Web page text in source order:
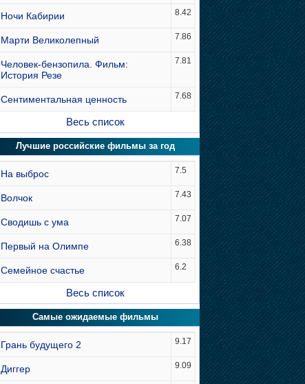
Ночи Кабирии 8.42
Марти Великолепный 7.86
Человек-бензопила. Фильм:
История Резе
7.81
Сентиментальная ценность 7.68
Весь список
Лучшие российские фильмы за год
На выброс 7.5
Волчок 7.43
Сводишь с ума 7.07
Первый на Олимпе 6.38
Семейное счастье 6.2
Весь список
Самые ожидаемые фильмы
Грань будущего 2 9.17
Диггер 9.09